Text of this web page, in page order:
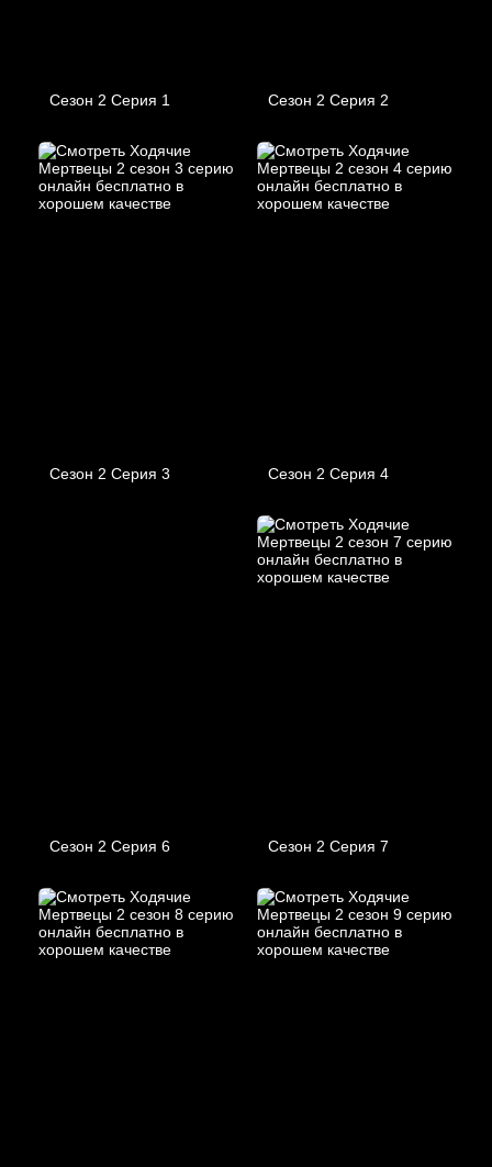
Сезон 2 Серия 1 Сезон 2 Серия 2
Сезон 2 Серия 3 Сезон 2 Серия 4
Сезон 2 Серия 6 Сезон 2 Серия 7